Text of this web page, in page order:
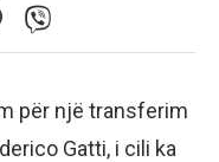
për një transferim
Gatti, i cili ka